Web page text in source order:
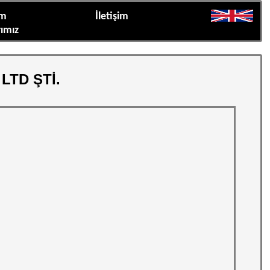
İletişim
ŞTİ.